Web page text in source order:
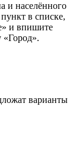
и населённого
в списке,
и впишите
«Город».
варианты